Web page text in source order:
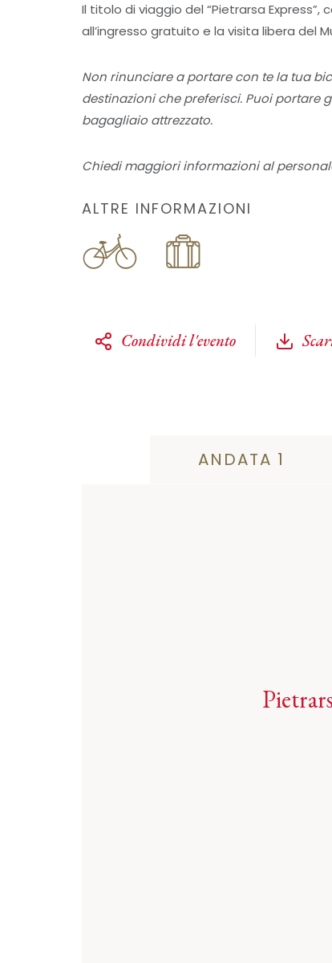
Il titolo di viaggio del “Pietrarsa
all’ingresso gratuito e la visita libera del
Non rinunciare a portare con te la tua
destinazioni che preferisci. Puoi portare
bagagliaio attrezzato.
Chiedi maggiori informazioni al
ALTRE INFORMAZIONI
Condividi l'evento
ANDATA 1